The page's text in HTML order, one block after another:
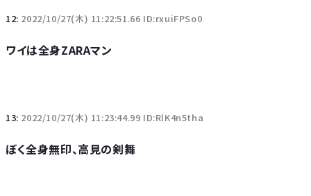
12: 2022/10/27(木) 11:22:51.66 ID:rxuiFPSo0
ワイは全身ZARAマン
13: 2022/10/27(木) 11:23:44.99 ID:RlK4n5tha
ぼく全身無印、高見の剣舞